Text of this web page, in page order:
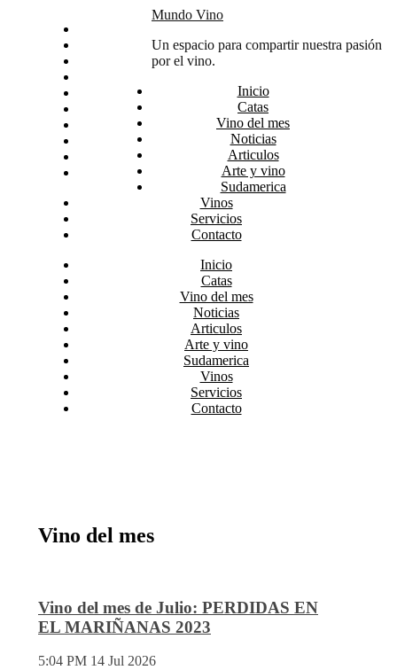
Arte y vino
Sudamerica
Mundo Vino
Un espacio para compartir nuestra pasión
por el vino.
Inicio
Catas
Vino del mes
Noticias
Articulos
Arte y vino
Sudamerica
Vinos
Servicios
Contacto
Inicio
Catas
Vino del mes
Noticias
Articulos
Arte y vino
Sudamerica
Vinos
Servicios
Contacto
Vino del mes
Vino del mes de Julio: PERDIDAS EN
EL MARIÑANAS 2023
5:04 PM 14 Jul 2026